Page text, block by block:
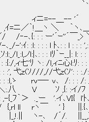
-- '´
ヽ ＼ ｀ヽ､
/‐-､{: : : ー'´ｰ''´￣_>
: :l: : : : l ﾄ､: : l : : : ',:
l:|､: : : lﾘ｀ｰ__|: l: : :
'ﾘ ヽ: /l,ィﾆ心l:ﾘ: :
z(ｿ///,//弋z(ｿ': : :./:
rv―‐ v､ /: : : /:
V ｿ ,{: :イ/ﾌ
'.イ､VI{ l'ﾄ､ ＼ 鍛
￣ ' } ||.{､ｿ
/´/. ||__,}